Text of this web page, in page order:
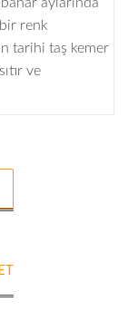
bir renk
tarihi taş kemer
ve